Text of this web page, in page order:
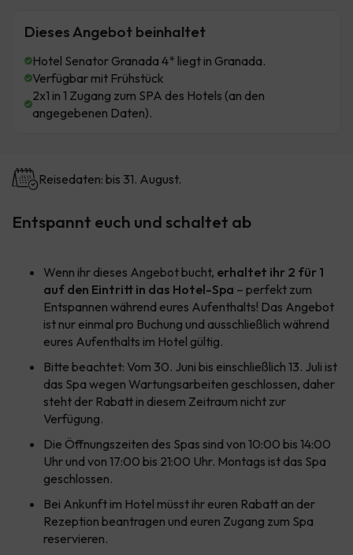
Dieses Angebot beinhaltet
Hotel Senator Granada 4* liegt in Granada.
Verfügbar mit Frühstück
2x1 in 1 Zugang zum SPA des Hotels (an den
angegebenen Daten).
Reisedaten: bis 31. August.
Entspannt euch und schaltet ab
Wenn ihr dieses Angebot bucht, erhaltet ihr 2 für 1
auf den Eintritt in das Hotel-Spa – perfekt zum
Entspannen während eures Aufenthalts! Das Angebot
ist nur einmal pro Buchung und ausschließlich während
eures Aufenthalts im Hotel gültig.
Bitte beachtet: Vom 30. Juni bis einschließlich 13. Juli ist
das Spa wegen Wartungsarbeiten geschlossen, daher
steht der Rabatt in diesem Zeitraum nicht zur
Verfügung.
Die Öffnungszeiten des Spas sind von 10:00 bis 14:00
Uhr und von 17:00 bis 21:00 Uhr. Montags ist das Spa
geschlossen.
Bei Ankunft im Hotel müsst ihr euren Rabatt an der
Rezeption beantragen und euren Zugang zum Spa
reservieren.